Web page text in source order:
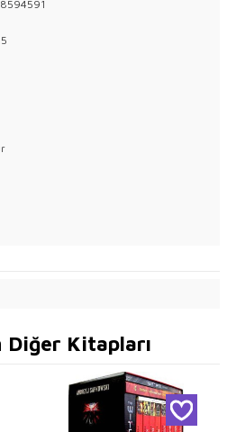
Diğer Kitapları